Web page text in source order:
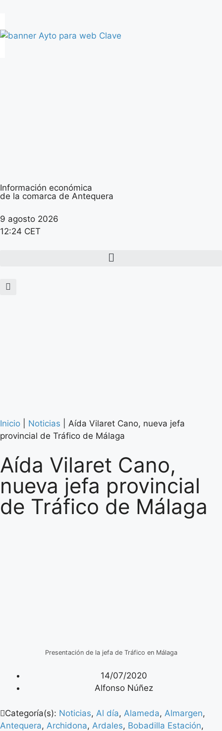
Información económica
de la comarca de Antequera
9 agosto 2026
12:24 CET
Inicio Noticias
Aída Vilaret Cano, nueva jefa
provincial de Tráfico de Málaga
Aída Vilaret Cano,
nueva jefa provincial
de Tráfico de Málaga
Presentación de la jefa de Tráfico en Málaga
14/07/2020
Alfonso Núñez
Categoría(s): Noticias, Al día, Alameda, Almargen,
Antequera, Archidona, Ardales, Bobadilla Estación,